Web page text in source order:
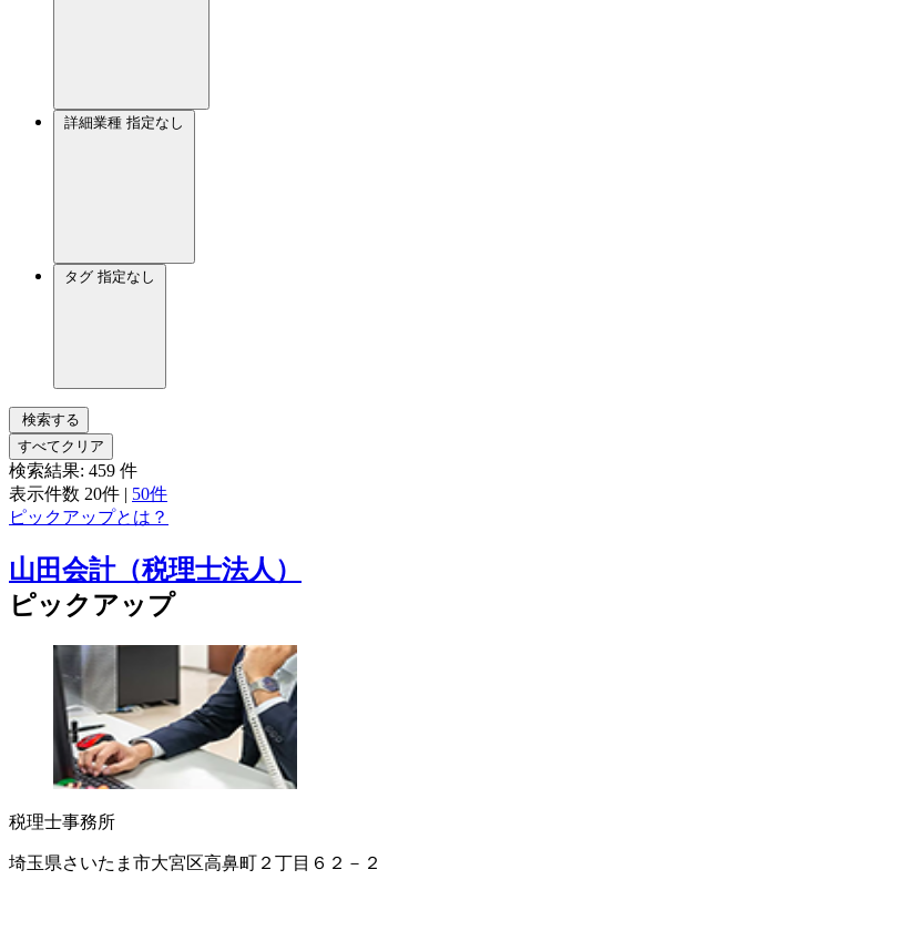
詳細業種 指定なし
タグ 指定なし
検索する
すべてクリア
検索結果: 459 件
表示件数 20件 | 50件
ピックアップとは？
山田会計（税理士法人）
ピックアップ
税理士事務所
埼玉県さいたま市大宮区高鼻町２丁目６２－２